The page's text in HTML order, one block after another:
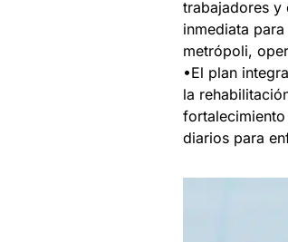
trabajadores y
inmediata
metrópoli,
•El plan
la
diarios para